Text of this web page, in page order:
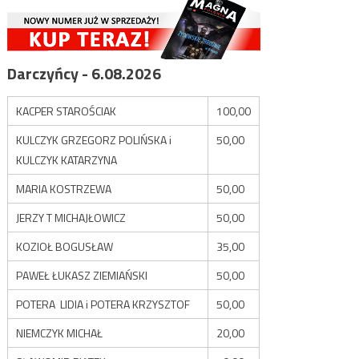
Darczyńcy - 6.08.2026
KACPER STAROŚCIAK
100,00
KULCZYK GRZEGORZ POLIŃSKA i
KULCZYK KATARZYNA
50,00
MARIA KOSTRZEWA
50,00
JERZY T MICHAJŁOWICZ
50,00
KOZIOŁ BOGUSŁAW
35,00
PAWEŁ ŁUKASZ ZIEMIAŃSKI
50,00
POTERA LIDIA i POTERA KRZYSZTOF
50,00
NIEMCZYK MICHAŁ
20,00